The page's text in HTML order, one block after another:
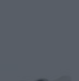
gyokersma